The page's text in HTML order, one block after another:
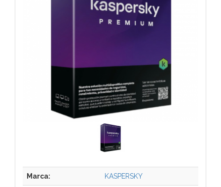
Marca: KASPERSKY